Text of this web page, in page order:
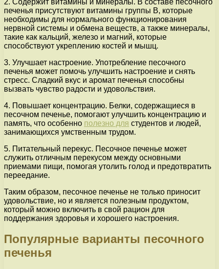
печенья присутствуют витамины группы В, которые
необходимы для нормального функционирования
нервной системы и обмена веществ, а также минералы,
такие как кальций, железо и магний, которые
способствуют укреплению костей и мышц.
3. Улучшает настроение. Употребление песочного
печенья может помочь улучшить настроение и снять
стресс. Сладкий вкус и аромат печенья способны
вызвать чувство радости и удовольствия.
4. Повышает концентрацию. Белки, содержащиеся в
песочном печенье, помогают улучшить концентрацию и
память, что особенно полезно для студентов и людей,
занимающихся умственным трудом.
5. Питательный перекус. Песочное печенье может
служить отличным перекусом между основными
приемами пищи, помогая утолить голод и предотвратить
переедание.
Таким образом, песочное печенье не только приносит
удовольствие, но и является полезным продуктом,
который можно включить в свой рацион для
поддержания здоровья и хорошего настроения.
Популярные варианты песочного
печенья